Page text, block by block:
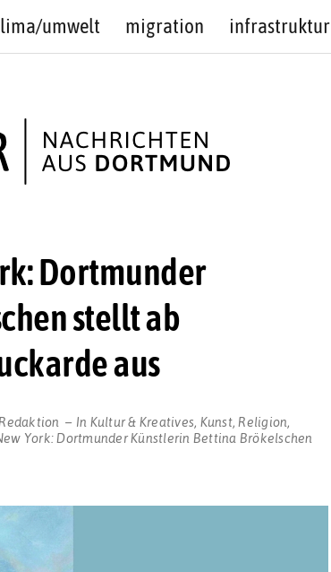
umwelt migration infrastruktur
Dortmunder
stellt ab
aus
In Kultur & Kreatives Kunst, Religion
York: Dortmunder Künstlerin Bettina Brökelschen